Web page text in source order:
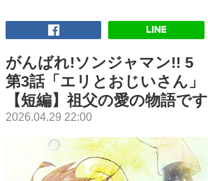
がんばれ!ソンジャマン!! 5
第3話「エリとおじいさん」
【短編】祖父の愛の物語です
2026.04.29 22:00